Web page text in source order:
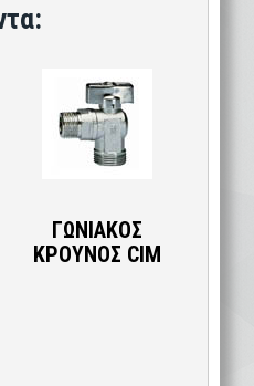
ΓΩΝΙΑΚΟΣ
ΚΡΟΥΝΟΣ CIM